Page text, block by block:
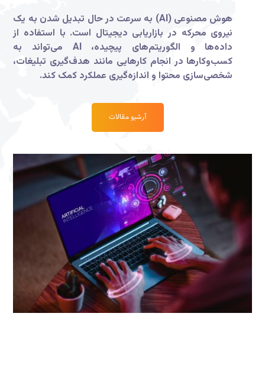
هوش مصنوعی (AI) به سرعت در حال تبدیل شدن به یک
نیروی محرکه در بازاریابی دیجیتال است. با استفاده از
داده‌ها و الگوریتم‌های پیچیده، AI می‌تواند به
کسب‌وکارها در انجام کارهایی مانند هدف‌گیری تبلیغات،
شخصی‌سازی محتوا و اندازه‌گیری عملکرد کمک کند.
آرشیو مقالات